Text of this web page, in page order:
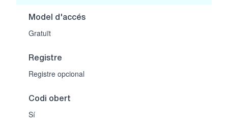
Model d'accés
Gratuït
Registre
Registre opcional
Codi obert
Sí